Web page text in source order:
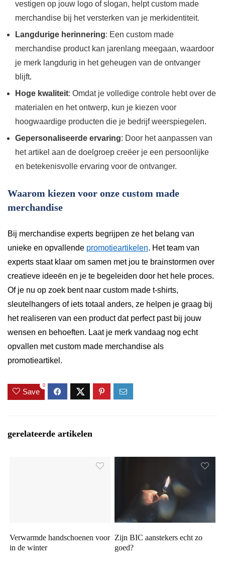
vestigen op jouw logo of slogan, helpt custom made
merchandise bij het versterken van je merkidentiteit.
Langdurige herinnering: Een custom made
merchandise product kan jarenlang meegaan, waardoor
je merk langdurig in het geheugen van de ontvanger
blijft.
Hoge kwaliteit: Omdat je volledige controle hebt over de
materialen en het ontwerp, kun je kiezen voor
hoogwaardige producten die je bedrijf weerspiegelen.
Gepersonaliseerde ervaring: Door het aanpassen van
het artikel aan de doelgroep creëer je een persoonlijke
en betekenisvolle ervaring voor de ontvanger.
Waarom kiezen voor onze custom made
merchandise
Bij merchandise experts begrijpen ze het belang van
unieke en opvallende promotieartikelen. Het team van
experts staat klaar om samen met jou te brainstormen over
creatieve ideeën en je te begeleiden door het hele proces.
Of je nu op zoek bent naar custom made t-shirts,
sleutelhangers of iets totaal anders, ze helpen je graag bij
het realiseren van een product dat perfect past bij jouw
wensen en behoeften. Laat je merk vandaag nog echt
opvallen met custom made merchandise als
promotieartikel.
Save
0
gerelateerde artikelen
Verwarmde handschoenen voor
in de winter
Zijn BIC aanstekers echt zo
goed?